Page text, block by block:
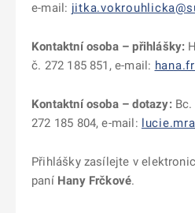
e-mail:
Kontaktní osoba – přihlášky:
č. 272 185 851, e-mail:
Kontaktní osoba – dotazy:Bc.
272 185 804, e-mail:
Přihlášky zasílejte v
paní Hany Frčkové.